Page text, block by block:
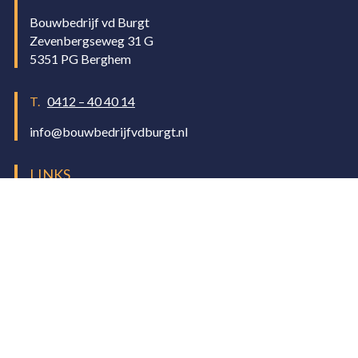
Bouwbedrijf vd Burgt
Zevenbergseweg 31 G
5351 PG Berghem
T. 0412 – 40 40 14
info@bouwbedrijfvdburgt.nl
LINKS